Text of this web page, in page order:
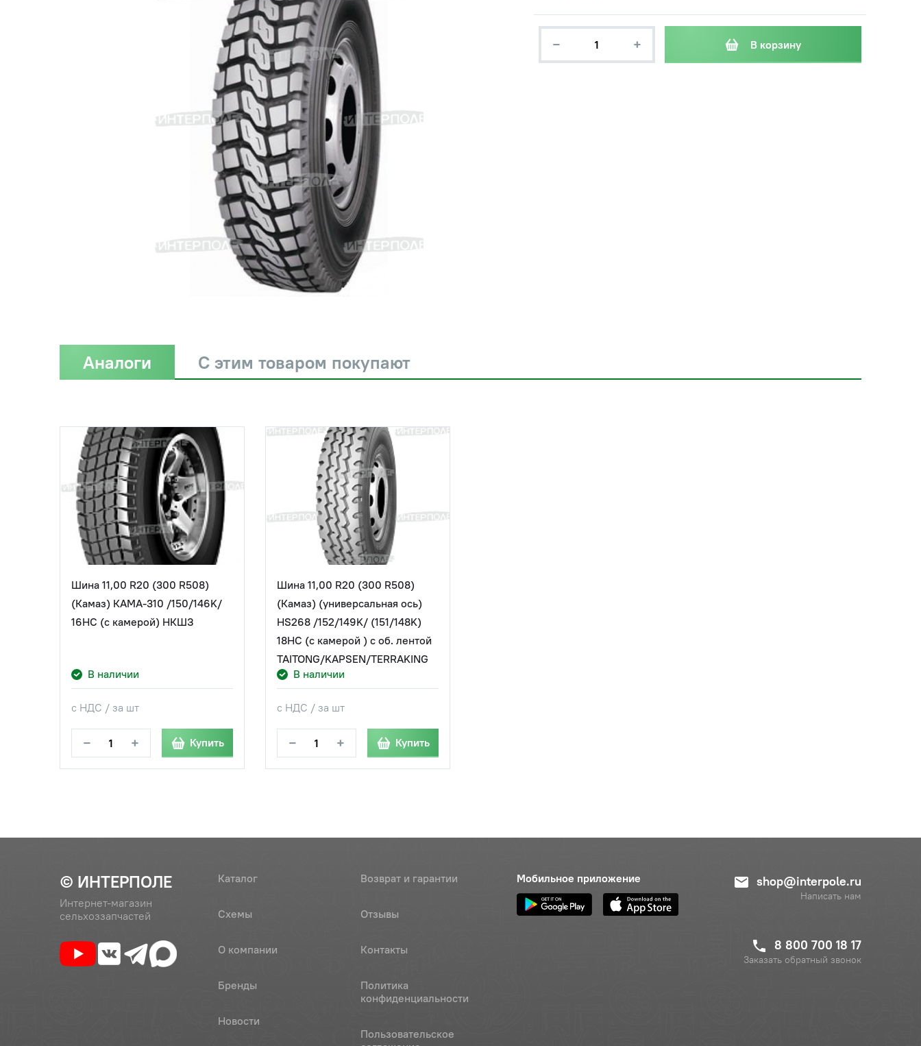
− + В корзину
Аналоги С этим товаром покупают
Шина 11,00 R20 (300 R508)
(Камаз) КАМА-310 /150/146K/
16НС (с камерой) НКШЗ
В наличии
с НДС / за шт
− + Купить
Шина 11,00 R20 (300 R508)
(Камаз) (универсальная ось)
HS268 /152/149K/ (151/148K)
18НС (с камерой ) с об. лентой
TAITONG/KAPSEN/TERRAKING
В наличии
с НДС / за шт
− + Купить
© ИНТЕРПОЛЕ
Интернет-магазин
сельхоззапчастей
Каталог
Схемы
О компании
Бренды
Новости
Возврат и гарантии
Отзывы
Контакты
Политика
конфиденциальности
Пользовательское
Мобильное приложение shop@interpole.ru
Написать нам
8 800 700 18 17
Заказать обратный звонок